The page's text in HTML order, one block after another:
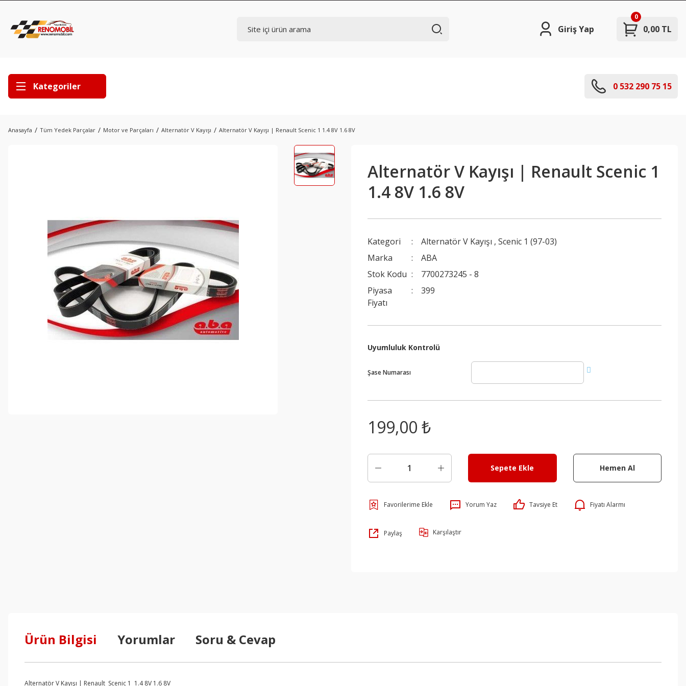
Giriş Yap 0,00 TL
0
Kategoriler 0 532 290 75 15
Anasayfa Tüm Yedek Parçalar Motor ve Parçaları Alternatör V Kayışı Alternatör V Kayışı | Renault Scenic 1 1.4 8V 1.6 8V
Alternatör V Kayışı | Renault Scenic 1
1.4 8V 1.6 8V
Kategori Alternatör V Kayışı ,Scenic 1 (97-03)
Marka
ABA
Stok Kodu
7700273245 - 8
Piyasa
Fiyatı
399
Uyumluluk Kontrolü
Şase Numarası
199,00 ₺
Sepete Ekle Hemen Al
Yorum Yaz Tavsiye Et Fiyatı Alarmı
Paylaş Karşılaştır
Ürün Bilgisi Yorumlar Soru & Cevap
Alternatör V Kayışı | Renault Scenic 1 1.4 8V 1.6 8V